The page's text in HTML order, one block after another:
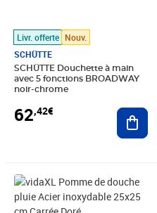
Livr. offerte Nouv.
SCHÜTTE
SCHÜTTE Douchette à main
avec 5 fonctions BROADWAY
noir-chrome
62,42€
Prix barré 40,99€
Prix 28,90€